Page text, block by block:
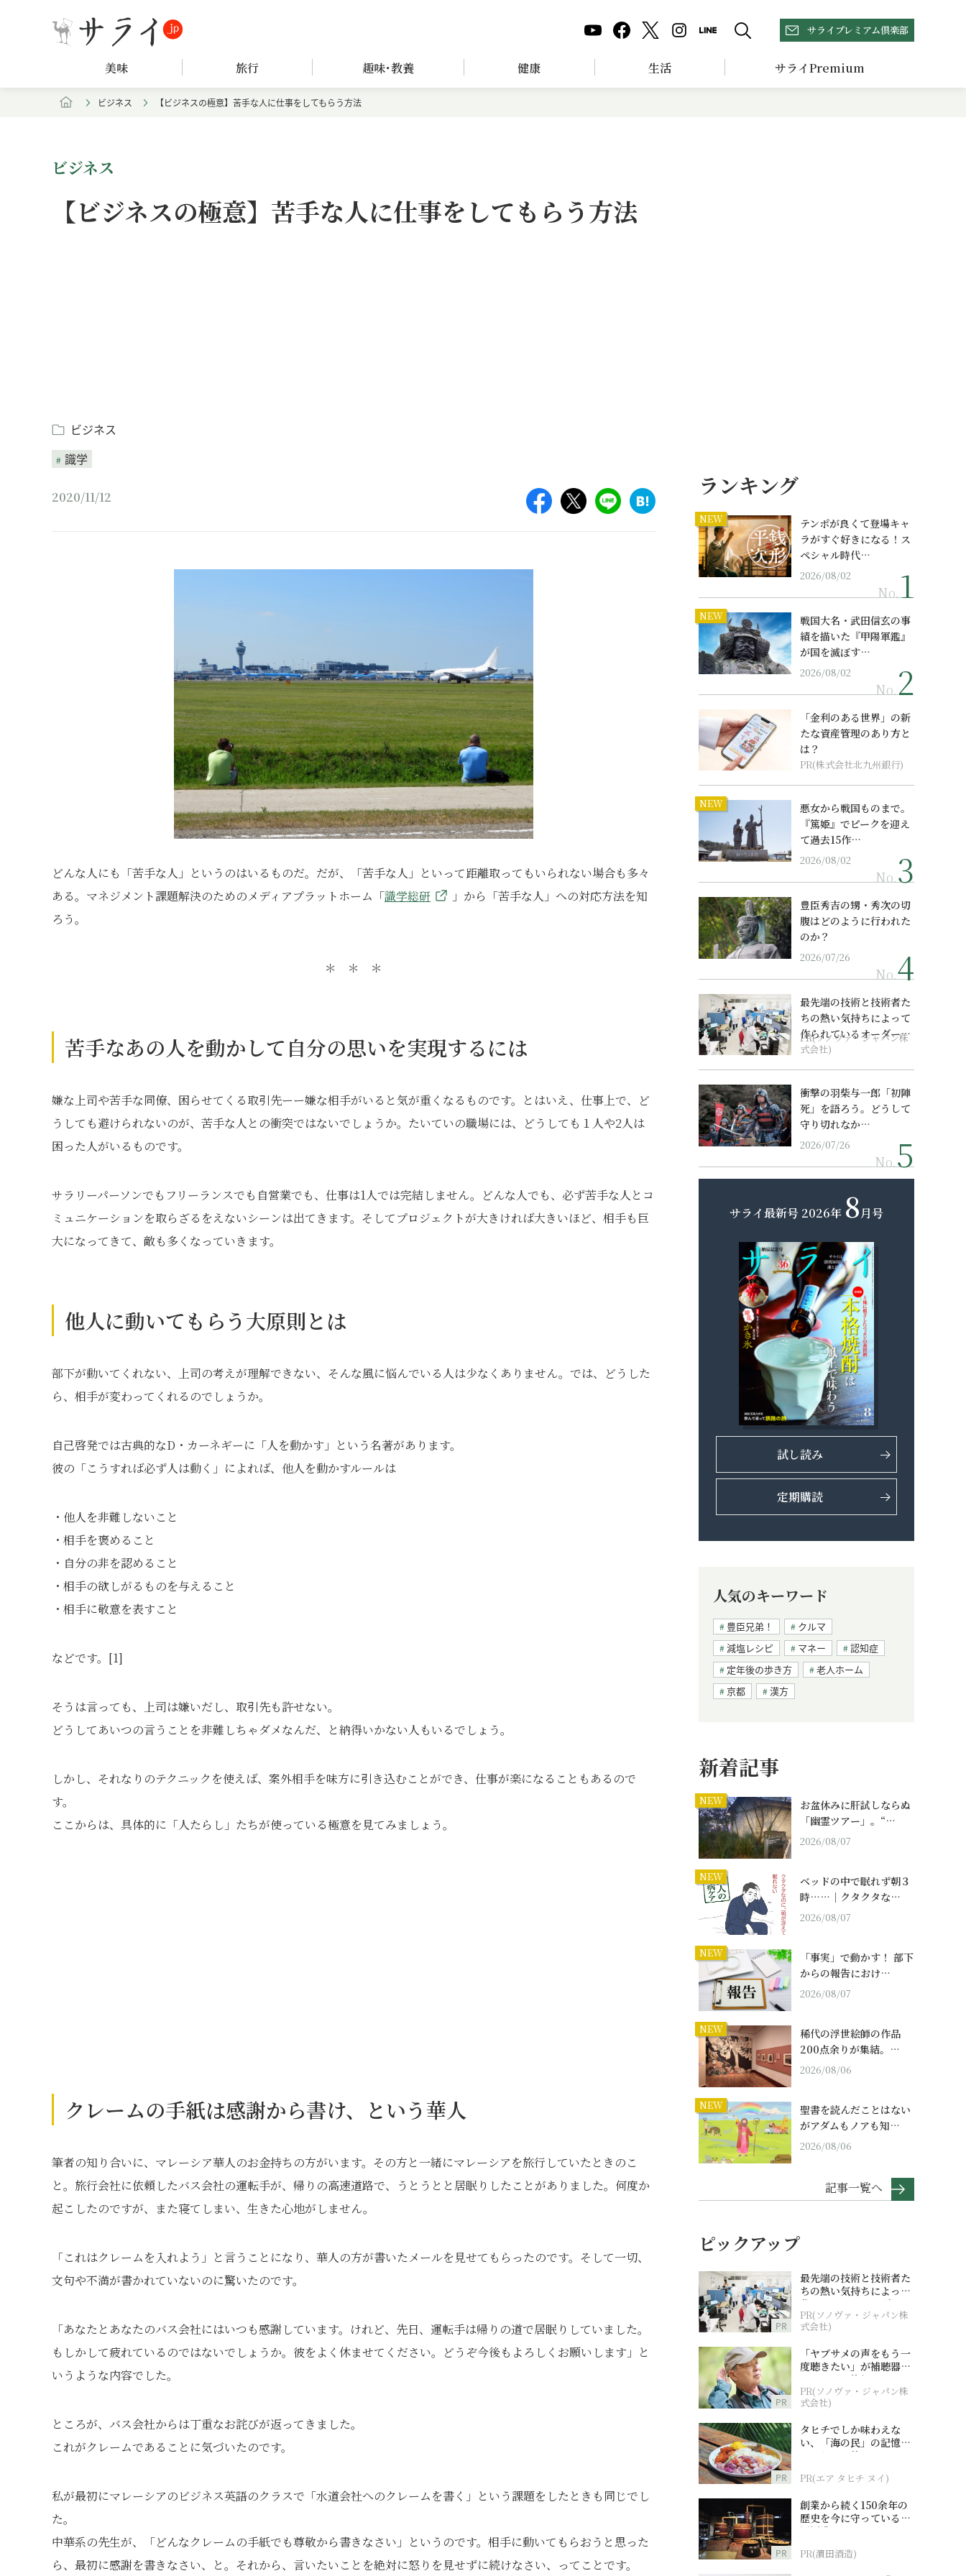
サライプレミアム倶楽部
美味 旅行 趣味･教養 健康 生活 サライPremium
ビジネス 【ビジネスの極意】苦手な人に仕事をしてもらう方法
ビジネス
【ビジネスの極意】苦手な人に仕事をしてもらう方法
ビジネス
識学
2020/11/12
どんな人にも「苦手な人」というのはいるものだ。だが、「苦手な人」といって距離取ってもいられない場合も多々
ある。マネジメント課題解決のためのメディアプラットホーム「識学総研
」から「苦手な人」への対応方法を知
ろう。
＊ ＊ ＊
苦手なあの人を動かして自分の思いを実現するには
嫌な上司や苦手な同僚、困らせてくる取引先ーー嫌な相手がいると気が重くなるものです。とはいえ、仕事上で、ど
うしても避けられないのが、苦手な人との衝突ではないでしょうか。たいていの職場には、どうしても１人や2人は
困った人がいるものです。
サラリーパーソンでもフリーランスでも自営業でも、仕事は1人では完結しません。どんな人でも、必ず苦手な人とコ
ミュニケーションを取らざるをえないシーンは出てきます。そしてプロジェクトが大きければ大きいほど、相手も巨
大になってきて、敵も多くなっていきます。
他人に動いてもらう大原則とは
部下が動いてくれない、上司の考えが理解できない、そんな風に悩んでいる人は少なくありません。では、どうした
ら、相手が変わってくれるのでしょうか。
自己啓発では古典的なD・カーネギーに「人を動かす」という名著があります。
彼の「こうすれば必ず人は動く」によれば、他人を動かすルールは
・他人を非難しないこと
・相手を褒めること
・自分の非を認めること
・相手の欲しがるものを与えること
・相手に敬意を表すこと
などです。[1]
そうは言っても、上司は嫌いだし、取引先も許せない。
どうしてあいつの言うことを非難しちゃダメなんだ、と納得いかない人もいるでしょう。
しかし、それなりのテクニックを使えば、案外相手を味方に引き込むことができ、仕事が楽になることもあるので
す。
ここからは、具体的に「人たらし」たちが使っている極意を見てみましょう。
クレームの手紙は感謝から書け、という華人
筆者の知り合いに、マレーシア華人のお金持ちの方がいます。その方と一緒にマレーシアを旅行していたときのこ
と。旅行会社に依頼したバス会社の運転手が、帰りの高速道路で、うとうとと居眠りしたことがありました。何度か
起こしたのですが、また寝てしまい、生きた心地がしません。
「これはクレームを入れよう」と言うことになり、華人の方が書いたメールを見せてもらったのです。そして一切、
文句や不満が書かれていないのに驚いたのです。
「あなたとあなたのバス会社にはいつも感謝しています。けれど、先日、運転手は帰りの道で居眠りしていました。
もしかして疲れているのではないでしょうか。彼をよく休ませてください。どうぞ今後もよろしくお願いします」と
いうような内容でした。
ところが、バス会社からは丁重なお詫びが返ってきました。
これがクレームであることに気づいたのです。
私が最初にマレーシアのビジネス英語のクラスで「水道会社へのクレームを書く」という課題をしたときも同じでし
た。
中華系の先生が、「どんなクレームの手紙でも尊敬から書きなさい」というのです。相手に動いてもらおうと思った
ら、最初に感謝を書きなさい、と。それから、言いたいことを絶対に怒りを見せずに続けなさい、ってことです。
ランキング
NEW
テンポが良くて登場キャ
ラがすぐ好きになる！ス
ペシャル時代…
2026/08/02
No.
NEW
戦国大名・武田信玄の事
績を描いた『甲陽軍鑑』
が国を滅ぼす…
2026/08/02
No.
「金利のある世界」の新
たな資産管理のあり方と
は？
PR(株式会社北九州銀行)
NEW
悪女から戦国ものまで。
『篤姫』でピークを迎え
て過去15作…
2026/08/02
No.
豊臣秀吉の甥・秀次の切
腹はどのように行われた
のか？
2026/07/26
No.
最先端の技術と技術者た
ちの熱い気持ちによって
作られているオーダーメ
イド補聴器
PR(ソノヴァ・ジャパン株
式会社)
衝撃の羽柴与一郎「初陣
死」を語ろう。どうして
守り切れなか…
2026/07/26
No.
サライ最新号 2026年 8月号
試し読み
定期購読
人気のキーワード
豊臣兄弟！
クルマ
減塩レシピ
マネー
認知症
定年後の歩き方
老人ホーム
京都
漢方
新着記事
NEW
お盆休みに肝試しならぬ
「幽霊ツアー」。“…
2026/08/07
NEW
ベッドの中で眠れず朝３
時……｜クタクタな…
2026/08/07
NEW
「事実」で動かす！ 部下
からの報告におけ…
2026/08/07
NEW
稀代の浮世絵師の作品
200点余りが集結。…
2026/08/06
NEW
聖書を読んだことはない
がアダムもノアも知…
2026/08/06
記事一覧へ
ピックアップ
PR
最先端の技術と技術者た
ちの熱い気持ちによって
作られているオーダーメ
イド補聴器
PR(ソノヴァ・ジャパン株
式会社)
PR
「ヤブサメの声をもう一
度聴きたい」が補聴器チ
ャレンジの後押しに
PR(ソノヴァ・ジャパン株
式会社)
PR
タヒチでしか味わえな
い、「海の民」の記憶へ
とつながる旅
PR(エア タヒチ ヌイ)
PR
創業から続く150余年の
歴史を今に守っている濵
田酒造
PR(濵田酒造)